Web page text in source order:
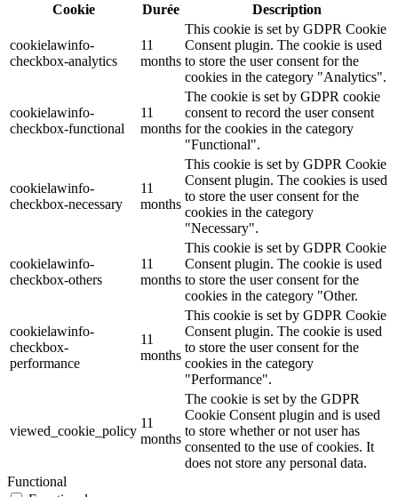
Cookie
Durée Description
cookielawinfo-
checkbox-analytics
11
months
This cookie is set by GDPR Cookie
Consent plugin. The cookie is used
to store the user consent for the
cookies in the category "Analytics".
cookielawinfo-
checkbox-functional
11
months
The cookie is set by GDPR cookie
consent to record the user consent
for the cookies in the category
"Functional".
cookielawinfo-
checkbox-necessary
11
months
This cookie is set by GDPR Cookie
Consent plugin. The cookies is used
to store the user consent for the
cookies in the category
"Necessary".
cookielawinfo-
checkbox-others
11
months
This cookie is set by GDPR Cookie
Consent plugin. The cookie is used
to store the user consent for the
cookies in the category "Other.
cookielawinfo-
checkbox-
performance
11
months
This cookie is set by GDPR Cookie
Consent plugin. The cookie is used
to store the user consent for the
cookies in the category
"Performance".
viewed_cookie_policy
11
months
The cookie is set by the GDPR
Cookie Consent plugin and is used
to store whether or not user has
consented to the use of cookies. It
does not store any personal data.
Functional